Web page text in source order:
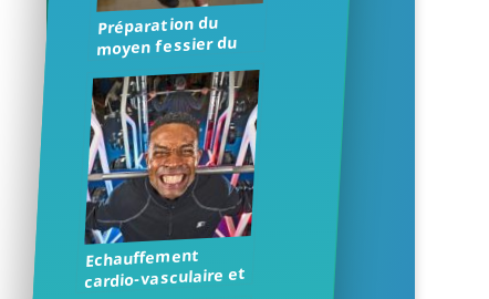
Préparation du
moyen fessier du
basketteur
Echauffement
cardio-vasculaire et